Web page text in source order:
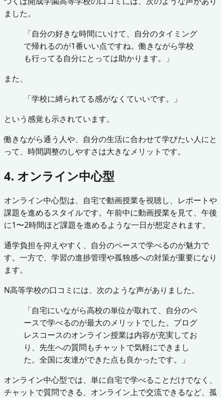
ました。
「自分の好きな時間にいけて、自分のタイミング
で帰れるのが1番いい点ですね。働きながら学校
も行ってる自分にとっては助かります。」
また、
「学校に縛られてる感がなくていいです。」
という感覚も示されています。
働きながら通う人や、自分の生活に合わせて学びたい人にと
って、時間調整のしやすさは大きなメリットです。
4. オンライン中心型
オンライン中心型は、自宅で動画授業を視聴し、レポートや
課題を進めるスタイルです。午前中に動画授業を見て、午後
に1〜2時間ほど課題を進めるような一日が想定されます。
通学負担を抑えやすく、自分のペースで学べるのが魅力で
す。一方で、学習の進捗管理や孤独感への対策が重要になり
ます。
N高等学校の口コミには、次のような声がありました。
「自宅にいながら高校の単位が取れて、自分のペ
ースで学べるのが最大のメリットでした。プログ
レスコースのオンライン授業は内容が充実してお
り、先生への質問もチャットで気軽にできまし
た。全国に友達ができた点も良かったです。」
オンライン中心型では、単に自宅で学べることだけでなく、
チャットで質問できる、オンライン上で交流できるなど、孤